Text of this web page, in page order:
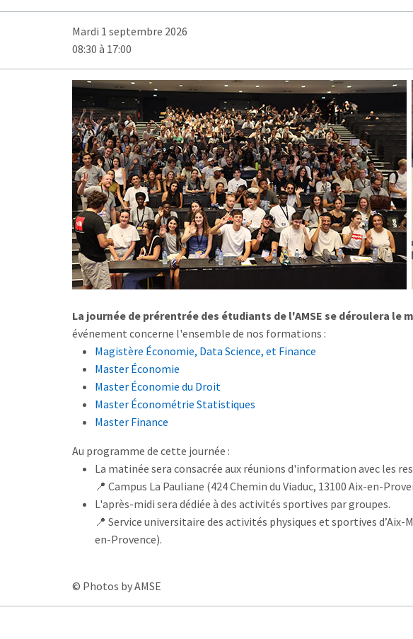
Mardi 1 septembre 2026
08:30 à 17:00
La journée de prérentrée des étudiants de l'AMSE se déroulera le
événement concerne l'ensemble de nos formations :
Magistère Économie, Data Science, et Finance
Master Économie
Master Économie du Droit
Master Économétrie Statistiques
Master Finance
Au programme de cette journée :
La matinée sera consacrée aux réunions d'information avec les
📍 Campus La Pauliane (424 Chemin du Viaduc, 13100 Aix-en-
L'après-midi sera dédiée à des activités sportives par groupes.
📍 Service universitaire des activités physiques et sportives d’Aix-
en-Provence).
© Photos by AMSE